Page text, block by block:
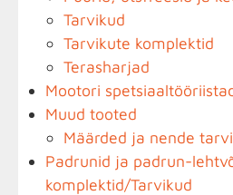
Tarvikud
Tarvikute komplektid
Terasharjad
Mootori
Muud tooted
Määrded ja nende
Padrunid ja padrun-
komplektid/Tarvikud